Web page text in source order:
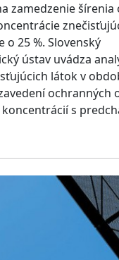
zamedzenie šírenia
o 25 %. Slovenský
ústav uvádza
látok v
ochranných
s